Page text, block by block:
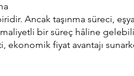
Ancak taşınma süreci,
bir süreç hâline
fiyat avantajı